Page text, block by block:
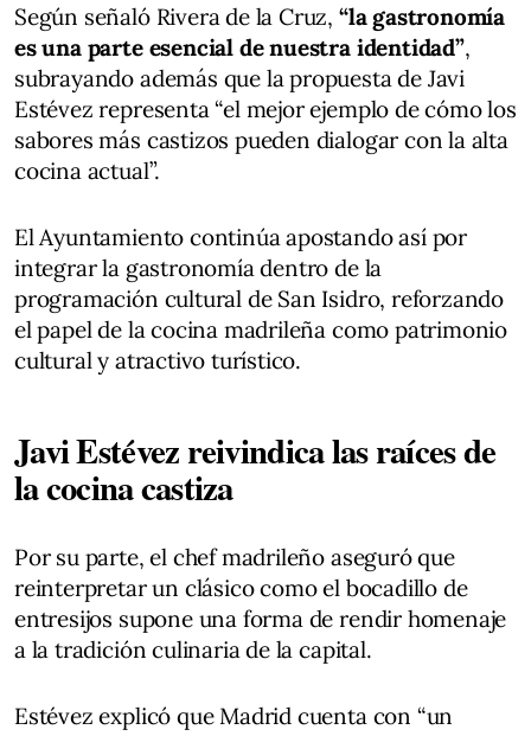
Según señaló Rivera de la Cruz, “la gastronomía
es una parte esencial de nuestra identidad”,
subrayando además que la propuesta de Javi
Estévez representa “el mejor ejemplo de cómo los
sabores más castizos pueden dialogar con la alta
cocina actual”.
El Ayuntamiento continúa apostando así por
integrar la gastronomía dentro de la
programación cultural de San Isidro, reforzando
el papel de la cocina madrileña como patrimonio
cultural y atractivo turístico.
Javi Estévez reivindica las raíces de
la cocina castiza
Por su parte, el chef madrileño aseguró que
reinterpretar un clásico como el bocadillo de
entresijos supone una forma de rendir homenaje
a la tradición culinaria de la capital.
Estévez explicó que Madrid cuenta con “un